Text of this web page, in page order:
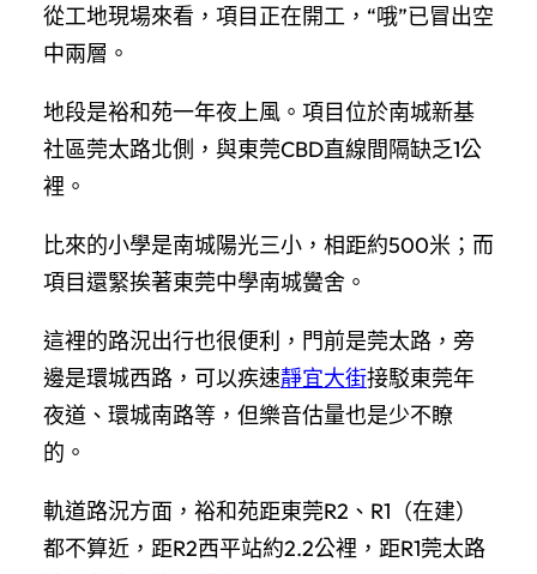
從工地現場來看，項目正在開工，“哦”已冒出空
中兩層。
地段是裕和苑一年夜上風。項目位於南城新基
社區莞太路北側，與東莞CBD直線間隔缺乏1公
裡。
比來的小學是南城陽光三小，相距約500米；而
項目還緊挨著東莞中學南城黌舍。
這裡的路況出行也很便利，門前是莞太路，旁
邊是環城西路，可以疾速靜宜大街接駁東莞年
夜道、環城南路等，但樂音估量也是少不瞭
的。
軌道路況方面，裕和苑距東莞R2、R1（在建）
都不算近，距R2西平站約2.2公裡，距R1莞太路